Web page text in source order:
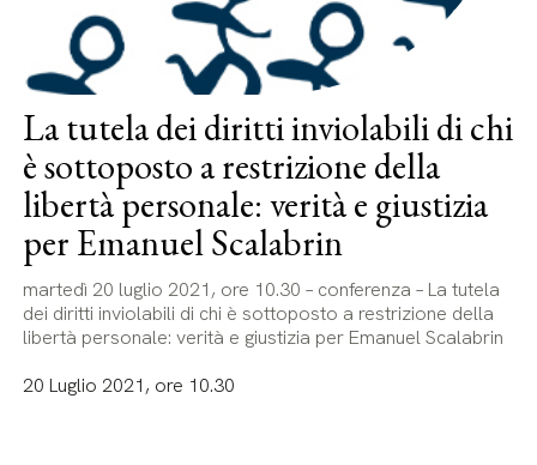
La tutela dei diritti inviolabili di chi
è sottoposto a restrizione della
libertà personale: verità e giustizia
per Emanuel Scalabrin
martedì 20 luglio 2021, ore 10.30 – conferenza – La tutela
dei diritti inviolabili di chi è sottoposto a restrizione della
libertà personale: verità e giustizia per Emanuel Scalabrin
20 Luglio 2021, ore 10.30